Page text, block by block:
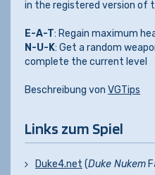
in the registered version of
E-A-T: Regain maximum
N-U-K: Get a random
complete the current level
Beschreibung von VGTips
Links zum Spiel
Duke4.net (Duke Nukem